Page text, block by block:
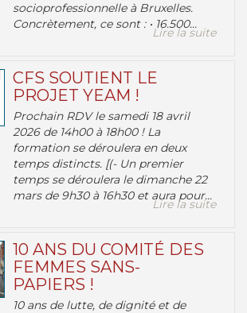
socioprofessionnelle à Bruxelles.
Concrètement, ce sont : • 16.500...
Lire la suite
CFS SOUTIENT LE
PROJET YEAM !
Prochain RDV le samedi 18 avril
2026 de 14h00 à 18h00 ! La
formation se déroulera en deux
temps distincts. [(- Un premier
temps se déroulera le dimanche 22
mars de 9h30 à 16h30 et aura pour...
Lire la suite
10 ANS DU COMITÉ DES
FEMMES SANS-
PAPIERS !
10 ans de lutte, de dignité et de